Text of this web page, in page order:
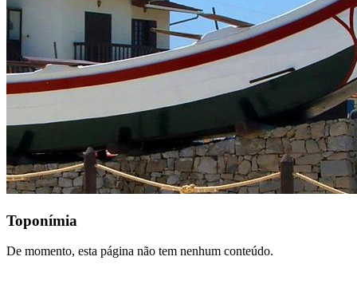
Toponímia
De momento, esta página não tem nenhum conteúdo.